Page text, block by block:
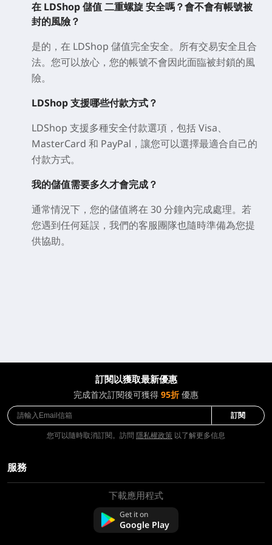
在 LDShop 儲值 二重螺旋 安全嗎？會不會有帳號被
封的風險？
是的，在 LDShop 儲值完全安全。所有交易安全且合
法。您可以放心，您的帳號不會因此面臨被封鎖的風
險。
LDShop 支援哪些付款方式？
LDShop 支援多種安全付款選項，包括 Visa、
MasterCard 和 PayPal，讓您可以選擇最適合自己的
付款方式。
我的儲值需要多久才會完成？
通常情況下，您的儲值將在 30 分鐘內完成處理。若
您遇到任何延誤，我們的客服團隊也隨時準備為您提
供協助。
訂閱以獲取最新優惠
完成首次訂閱後可獲得 95折優惠
訂閱
您可以隨時取消訂閱。訪問 隱私權政策 以了解更多信息
服務
下載應用程式
Get it on
Google Play